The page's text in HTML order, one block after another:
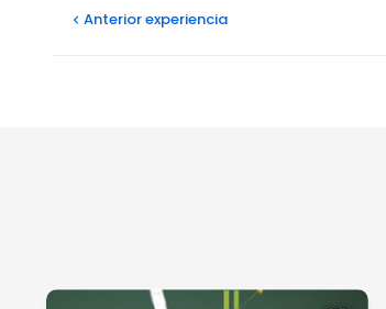
Anteriorexperiencia